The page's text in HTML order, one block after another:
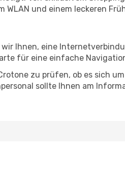
und einem leckeren
Ihnen, eine
für eine einfache
zu prüfen, ob es sich
sollte Ihnen am